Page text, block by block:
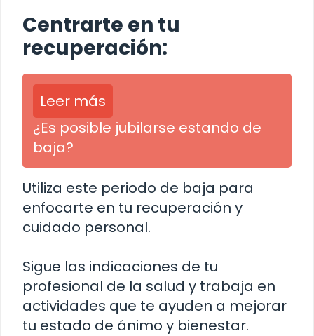
Centrarte en tu
recuperación:
Leer más
¿Es posible jubilarse estando de
baja?
Utiliza este periodo de baja para
enfocarte en tu recuperación y
cuidado personal.
Sigue las indicaciones de tu
profesional de la salud y trabaja en
actividades que te ayuden a mejorar
tu estado de ánimo y bienestar.